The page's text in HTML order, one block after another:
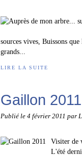
sources vives, Buissons
grands...
LIRE LA SUITE
Gaillon 2011
Publié le 4 février 2011 par
Visiter de
L'été